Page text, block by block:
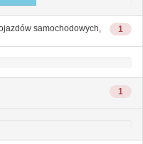
1
samochodowych,
1